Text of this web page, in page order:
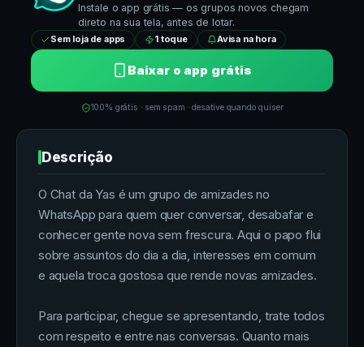
Instale o app grátis — os grupos novos chegam
direto na sua tela, antes de lotar.
Sem loja de apps 1 toque Avisa na hora
Baixar o app grátis
100% grátis · sem spam · desative quando quiser
Descrição
O Chat da Yas é um grupo de amizades no
WhatsApp para quem quer conversar, desabafar e
conhecer gente nova sem frescura. Aqui o papo flui
sobre assuntos do dia a dia, interesses em comum
e aquela troca gostosa que rende novas amizades.
Para participar, chegue se apresentando, trate todos
com respeito e entre nas conversas. Quanto mais